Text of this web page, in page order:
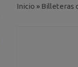
Inicio » Billeteras